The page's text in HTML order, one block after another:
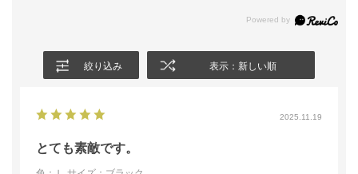
絞り込み 表示：新しい順
2025.11.19
とても素敵です。